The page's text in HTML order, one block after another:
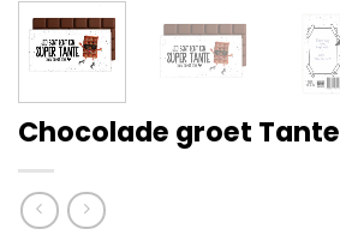
Chocolade groet Tante